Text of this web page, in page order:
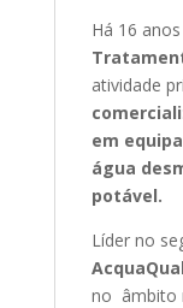
Há 16
atividade
em
água
potável.
Líder no
no âmbito